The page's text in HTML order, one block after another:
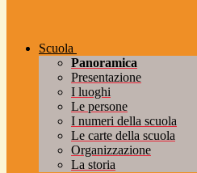
Scuola
Panoramica
Presentazione
I luoghi
Le persone
I numeri della scuola
Le carte della scuola
Organizzazione
La storia